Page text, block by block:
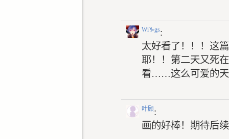
Wi♑gs:
太好看了！！！这
耶！！第二天又死
看……这么可爱的天
叶顾:
画的好棒！期待后